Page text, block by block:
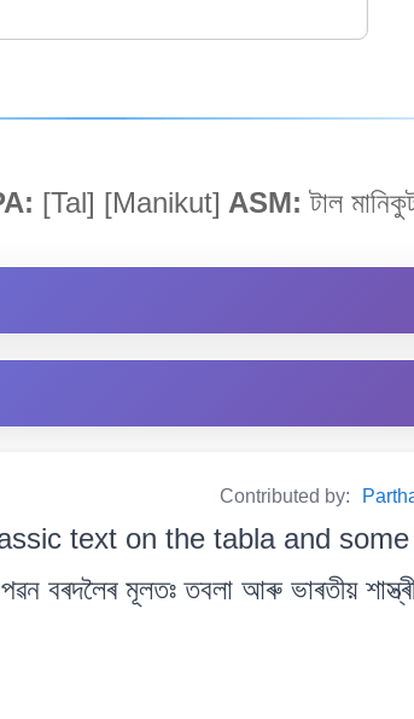
[Tal] [Manikut] ASM: টাল
Contributed by:
text on the tabla and
মূলতঃ তবলা আৰু ভাৰতীয়